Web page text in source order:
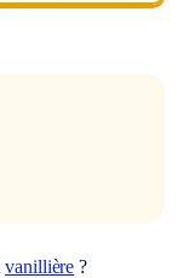
vanillière ?